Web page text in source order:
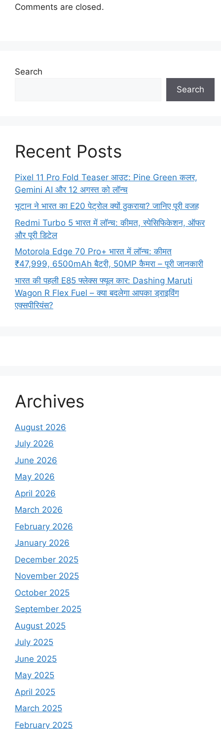
Comments are closed.
Search
Search
Recent Posts
Pixel 11 Pro Fold Teaser आउट: Pine Green कलर,
Gemini AI और 12 अगस्त को लॉन्च
भूटान ने भारत का E20 पेट्रोल क्यों ठुकराया? जानिए पूरी वजह
Redmi Turbo 5 भारत में लॉन्च: कीमत, स्पेसिफिकेशन, ऑफर
और पूरी डिटेल
Motorola Edge 70 Pro+ भारत में लॉन्च: कीमत
₹47,999, 6500mAh बैटरी, 50MP कैमरा – पूरी जानकारी
भारत की पहली E85 फ्लेक्स फ्यूल कार: Dashing Maruti
Wagon R Flex Fuel – क्या बदलेगा आपका ड्राइविंग
एक्सपीरियंस?
Archives
August 2026
July 2026
June 2026
May 2026
April 2026
March 2026
February 2026
January 2026
December 2025
November 2025
October 2025
September 2025
August 2025
July 2025
June 2025
May 2025
April 2025
March 2025
February 2025